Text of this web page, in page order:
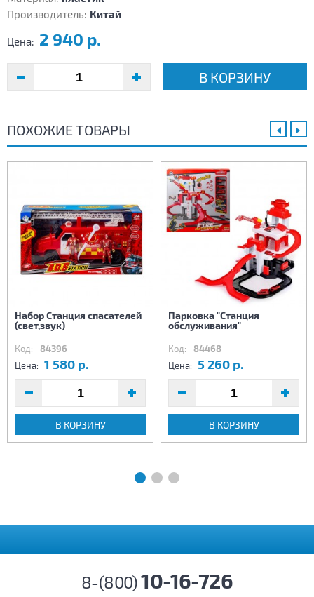
Производитель: Китай
Цена: 2 940 р.
В КОРЗИНУ
ПОХОЖИЕ ТОВАРЫ
Набор Станция спасателей
(свет,звук)
Код: 84396
Цена: 1 580 р.
В КОРЗИНУ
Парковка "Станция
обслуживания"
Код: 84468
Цена: 5 260 р.
В КОРЗИНУ
8-(800)10-16-726